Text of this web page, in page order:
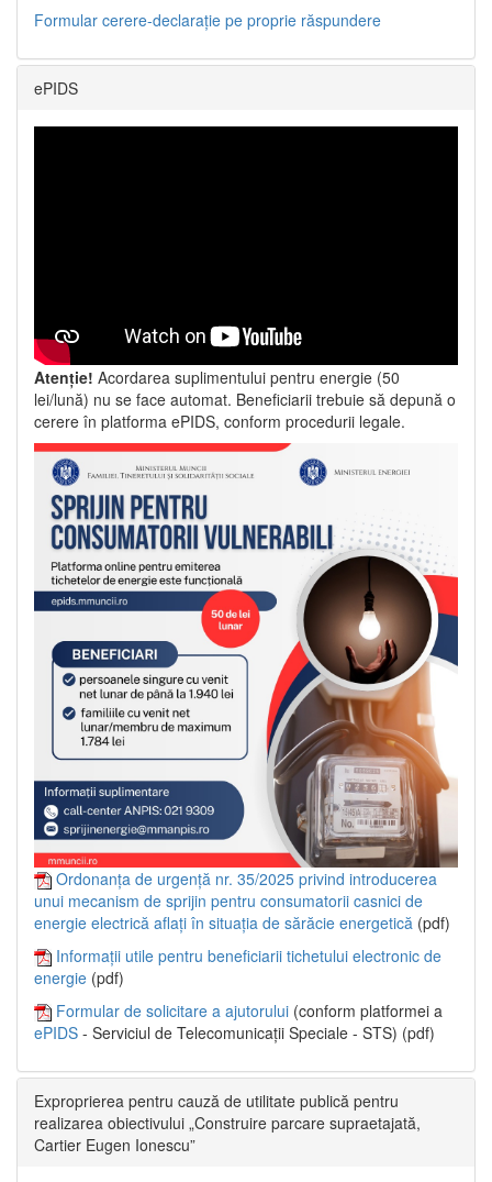
Formular cerere-declarație pe proprie răspundere
ePIDS
Atenție! Acordarea suplimentului pentru energie (50
lei/lună) nu se face automat. Beneficiarii trebuie să depună o
cerere în platforma ePIDS, conform procedurii legale.
Ordonanța de urgență nr. 35/2025 privind introducerea
unui mecanism de sprijin pentru consumatorii casnici de
energie electrică aflați în situația de sărăcie energetică (pdf)
Informații utile pentru beneficiarii tichetului electronic de
energie (pdf)
Formular de solicitare a ajutorului (conform platformei a
ePIDS - Serviciul de Telecomunicații Speciale - STS) (pdf)
Exproprierea pentru cauză de utilitate publică pentru
realizarea obiectivului „Construire parcare supraetajată,
Cartier Eugen Ionescu”